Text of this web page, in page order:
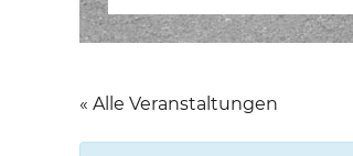
« Alle Veranstaltungen